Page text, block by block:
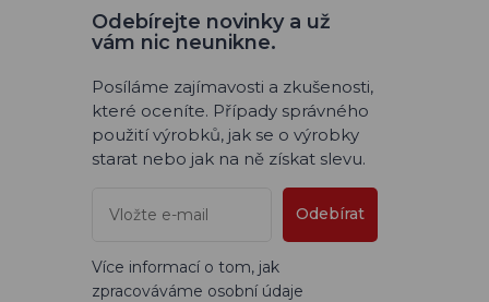
Odebírejte novinky a už
vám nic neunikne.
Posíláme zajímavosti a zkušenosti,
které oceníte. Případy správného
použití výrobků, jak se o výrobky
starat nebo jak na ně získat slevu.
Odebírat
Více informací o tom, jak
zpracováváme osobní údaje